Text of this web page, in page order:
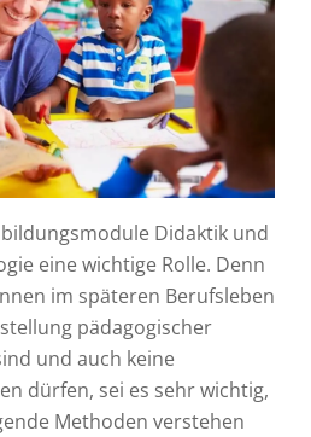
Didaktik und
eine wichtige Rolle. Denn
im späteren Berufsleben
pädagogischer
und auch keine
dürfen, sei es sehr wichtig,
Methoden verstehen